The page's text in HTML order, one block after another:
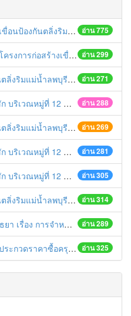
อ่าน 775
า ความยาวไม่น้อยกว่า 80 เมตร ด้วยวิธีประกวดราคาอิเล็กทรอนิกส์ (e-bidding)
อ่าน 299
ยา ความยาวไม่น้อยกว่า 280 เมตร ด้วยวิธีประกวดราคาอิเล็กทรอนิกส์ (e-bidding)
อ่าน 271
วไม่น้อยกว่า 280 เมตร ด้วยวิธีประกวดราคาอิเล็กทรอนิกส์ (e-bidding)
อ่าน 288
อยกว่า 80 เมตร ด้วยวิธีประกวดราคาอิเล็กทรอนิกส์ (e-bidding)
อ่าน 269
วไม่น้อยกว่า 280 เมตร ด้วยวิธีประกวดราคาอิเล็กทรอนิกส์ (e-bidding)
อ่าน 281
อยกว่า 80 เมตร ด้วยวิธีประกวดราคาอิเล็กทรอนิกส์ (e-bidding)
อ่าน 305
ระนครศรีอยุธยา ความยาวไม่น้อยกว่า 80 เมตร
อ่าน 314
วัดพระนครศรีอยุธยา ความยาวไม่น้อยกว่า 280 เมตร
อ่าน 289
พระนครศรีอยุธยา ประจำปีงบประมาณ พ.ศ.2568
อ่าน 325
ายทางอากาศ จำนวน 1 ชุด ด้วยวิธีประกวดราคาอิเล็กทรอนิกส์ (e-bidding)